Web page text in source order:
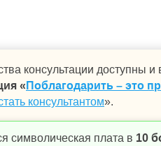
консультации доступны и
« Поблагодарить – это
консультантом».
символическая плата в 10